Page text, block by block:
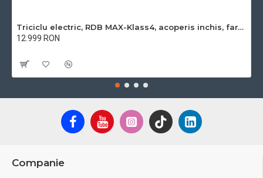
Triciclu electric, RDB MAX-Klass4, acoperis inchis, fara permis, 72V 32Ah, 4000W, 25km/h
12.999 RON
Companie